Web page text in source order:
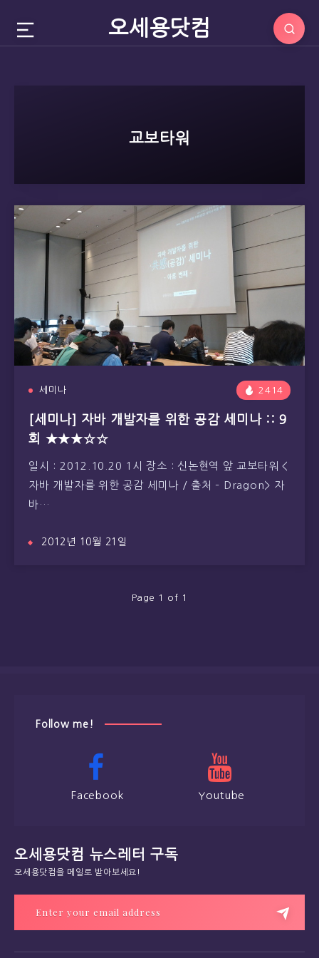
오세용닷컴
교보타워
세미나 2414
[세미나] 자바 개발자를 위한 공감 세미나 :: 9
회 ★★★☆☆
일시 : 2012.10.20 1시 장소 : 신논현역 앞 교보타워 <
자바 개발자를 위한 공감 세미나 / 출처 – Dragon> 자
바…
2012년 10월 21일
Page 1 of 1
Follow me!
Facebook Youtube
오세용닷컴 뉴스레터 구독
오세용닷컴을 메일로 받아보세요!